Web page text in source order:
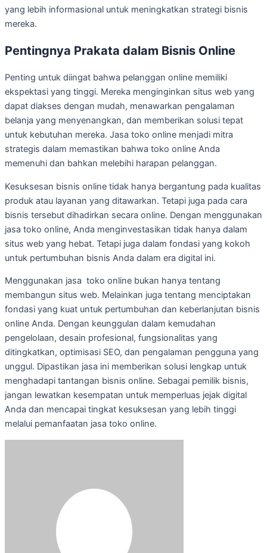
yang lebih informasional untuk meningkatkan strategi bisnis
mereka.
Pentingnya Prakata dalam Bisnis Online
Penting untuk diingat bahwa pelanggan online memiliki
ekspektasi yang tinggi. Mereka menginginkan situs web yang
dapat diakses dengan mudah, menawarkan pengalaman
belanja yang menyenangkan, dan memberikan solusi tepat
untuk kebutuhan mereka. Jasa toko online menjadi mitra
strategis dalam memastikan bahwa toko online Anda
memenuhi dan bahkan melebihi harapan pelanggan.
Kesuksesan bisnis online tidak hanya bergantung pada kualitas
produk atau layanan yang ditawarkan. Tetapi juga pada cara
bisnis tersebut dihadirkan secara online. Dengan menggunakan
jasa toko online, Anda menginvestasikan tidak hanya dalam
situs web yang hebat. Tetapi juga dalam fondasi yang kokoh
untuk pertumbuhan bisnis Anda dalam era digital ini.
Menggunakan jasa toko online bukan hanya tentang
membangun situs web. Melainkan juga tentang menciptakan
fondasi yang kuat untuk pertumbuhan dan keberlanjutan bisnis
online Anda. Dengan keunggulan dalam kemudahan
pengelolaan, desain profesional, fungsionalitas yang
ditingkatkan, optimisasi SEO, dan pengalaman pengguna yang
unggul. Dipastikan jasa ini memberikan solusi lengkap untuk
menghadapi tantangan bisnis online. Sebagai pemilik bisnis,
jangan lewatkan kesempatan untuk memperluas jejak digital
Anda dan mencapai tingkat kesuksesan yang lebih tinggi
melalui pemanfaatan jasa toko online.